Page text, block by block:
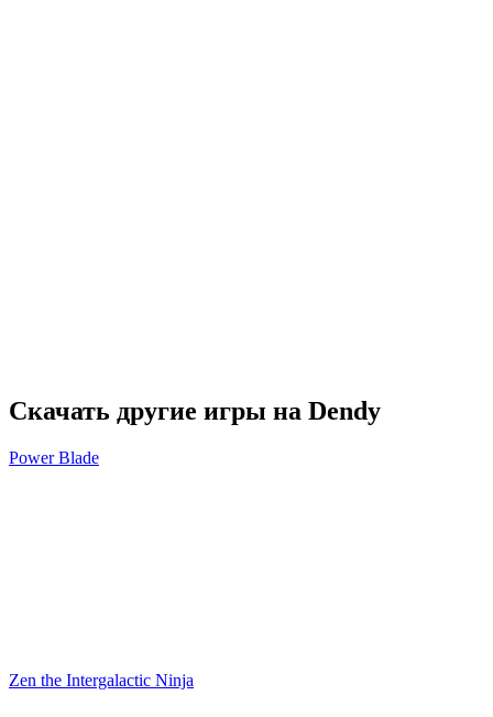
Скачать другие игры на Dendy
Power Blade
Zen the Intergalactic Ninja